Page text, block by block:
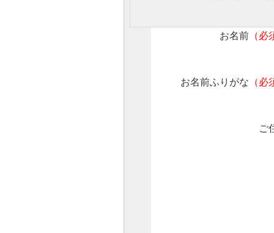
お名前 （必
お名前ふりがな （必
ご